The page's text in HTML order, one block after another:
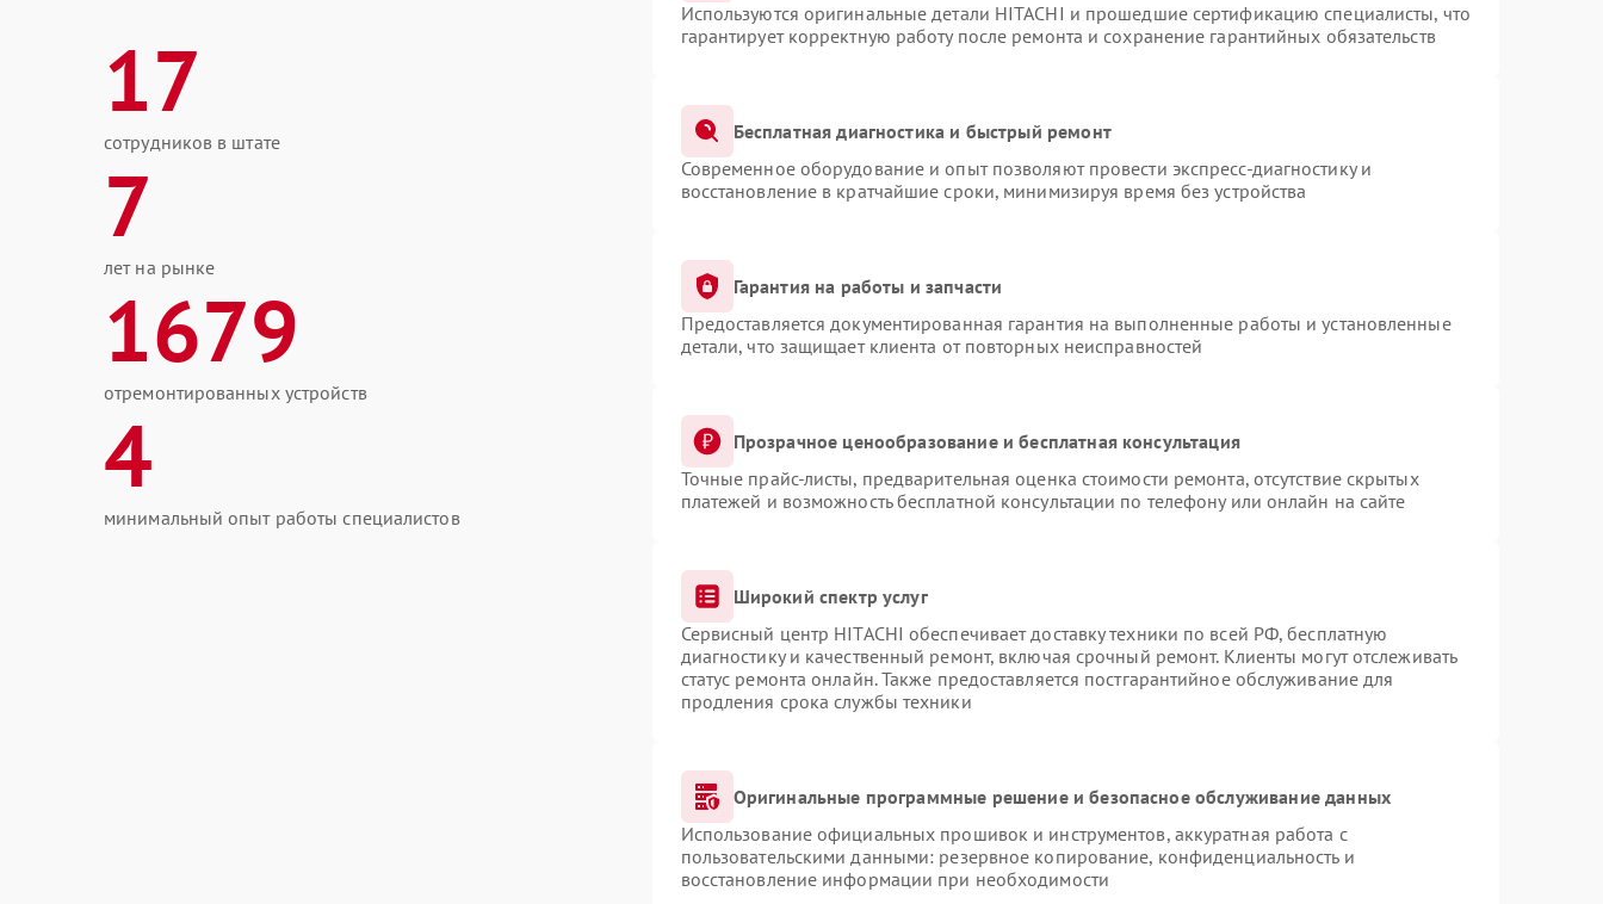
17
сотрудников в штате
7
лет на рынке
1679
отремонтированных устройств
4
минимальный опыт работы специалистов
Используются оригинальные детали HITACHI и прошедшие сертификацию специалисты, что
гарантирует корректную работу после ремонта и сохранение гарантийных обязательств
Бесплатная диагностика и быстрый ремонт
Современное оборудование и опыт позволяют провести экспресс-диагностику и
восстановление в кратчайшие сроки, минимизируя время без устройства
Гарантия на работы и запчасти
Предоставляется документированная гарантия на выполненные работы и установленные
детали, что защищает клиента от повторных неисправностей
Прозрачное ценообразование и бесплатная консультация
Точные прайс-листы, предварительная оценка стоимости ремонта, отсутствие скрытых
платежей и возможность бесплатной консультации по телефону или онлайн на сайте
Широкий спектр услуг
Сервисный центр HITACHI обеспечивает доставку техники по всей РФ, бесплатную
диагностику и качественный ремонт, включая срочный ремонт. Клиенты могут отслеживать
статус ремонта онлайн. Также предоставляется постгарантийное обслуживание для
продления срока службы техники
Оригинальные программные решение и безопасное обслуживание данных
Использование официальных прошивок и инструментов, аккуратная работа с
пользовательскими данными: резервное копирование, конфиденциальность и
восстановление информации при необходимости